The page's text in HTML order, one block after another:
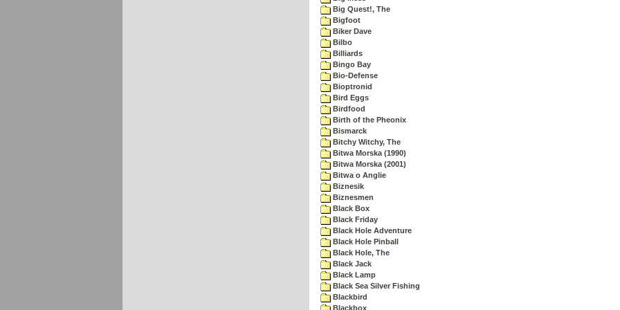
Big Quest!, The
Bigfoot
Biker Dave
Bilbo
Billiards
Bingo Bay
Bio-Defense
Bioptronid
Bird Eggs
Birdfood
Birth of the Pheonix
Bismarck
Bitchy Witchy, The
Bitwa Morska (1990)
Bitwa Morska (2001)
Bitwa o Anglie
Biznesik
Biznesmen
Black Box
Black Friday
Black Hole Adventure
Black Hole Pinball
Black Hole, The
Black Jack
Black Lamp
Black Sea Silver Fishing
Blackbird
Blackbox